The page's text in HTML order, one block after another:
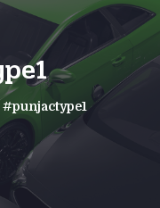
#punjactype1